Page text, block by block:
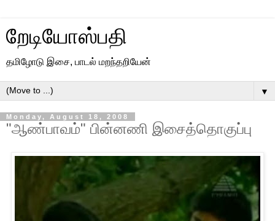
றேடியோஸ்பதி
தமிழோடு இசை, பாடல் மறந்தறியேன்
▼
Monday, August 18, 2008
"ஆண்பாவம்" பின்னணி இசைத்தொகுப்பு